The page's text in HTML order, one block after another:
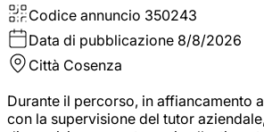
Codice annuncio 350243
Data di pubblicazione 8/8/2026
Città Cosenza
Durante il percorso, in affiancamento
con la supervisione del tutor